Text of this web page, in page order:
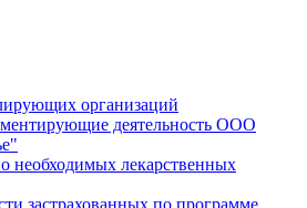
организаций
деятельность ООО
необходимых лекарственных
застрахованных по программе